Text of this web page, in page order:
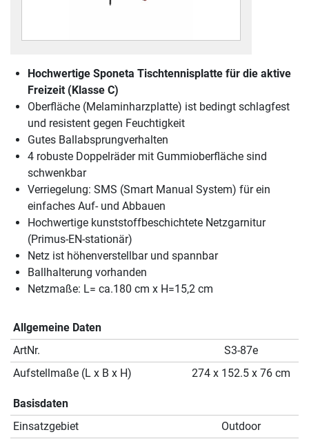
Hochwertige Sponeta Tischtennisplatte für die aktive
Freizeit (Klasse C)
Oberfläche (Melaminharzplatte) ist bedingt schlagfest
und resistent gegen Feuchtigkeit
Gutes Ballabsprungverhalten
4 robuste Doppelräder mit Gummioberfläche sind
schwenkbar
Verriegelung: SMS (Smart Manual System) für ein
einfaches Auf- und Abbauen
Hochwertige kunststoffbeschichtete Netzgarnitur
(Primus-EN-stationär)
Netz ist höhenverstellbar und spannbar
Ballhalterung vorhanden
Netzmaße: L= ca.180 cm x H=15,2 cm
Allgemeine Daten
ArtNr.
S3-87e
Aufstellmaße (L x B x H)
274 x 152.5 x 76 cm
Basisdaten
Einsatzgebiet
Outdoor